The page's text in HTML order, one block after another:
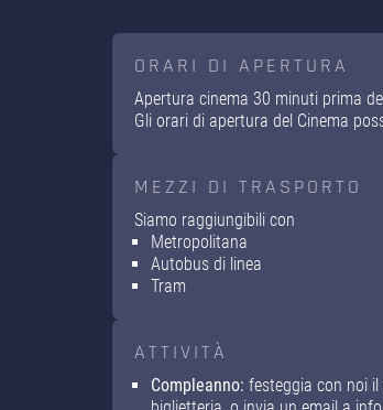
ORARI DI APERTURA
Apertura cinema 30 minuti prima
Gli orari di apertura del Cinema
MEZZI DI TRASPORTO
Siamo raggiungibili con
Metropolitana
Autobus di linea
Tram
ATTIVITÀ
Compleanno: festeggia con noi